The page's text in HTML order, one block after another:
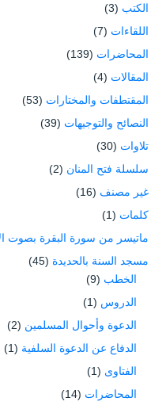
الكتب (3)
اللقاءات (7)
المحاضرات (139)
المقالات (4)
المقتطفات والمختارات (53)
النصائح والتوجيهات (39)
تلاوات (30)
سلسلة فتح المنان (2)
غير مصنف (16)
كلمات (1)
ماتيسر من سورة البقرة بصوت
مسجد السنة بالحديدة (45)
الخطب (9)
الدروس (1)
الدعوة وأحوال المسلمين (2)
الدفاع عن الدعوة السلفية (1)
الفتاوى (1)
المحاضرات (14)